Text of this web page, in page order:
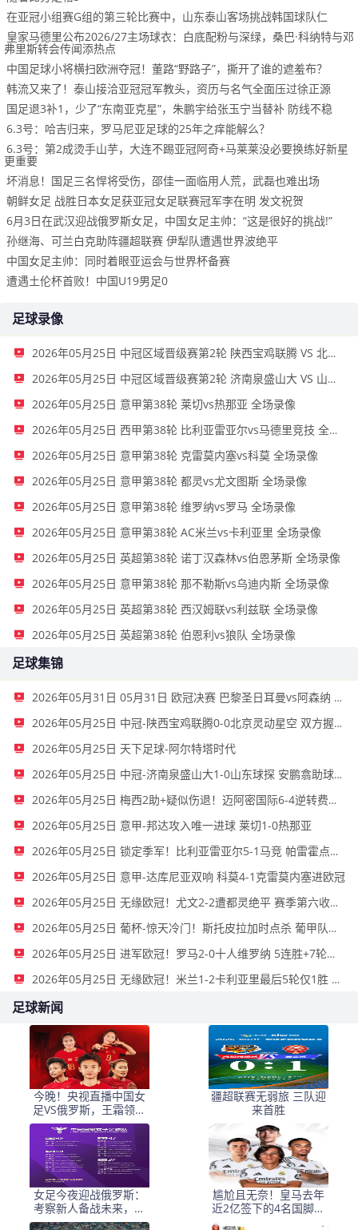
在亚冠小组赛G组的第三轮比赛中，山东泰山客场挑战韩国球队仁
皇家马德里公布2026/27主场球衣：白底配粉与深绿，桑巴·科纳特与邓
弗里斯转会传闻添热点
中国足球小将横扫欧洲夺冠！董路“野路子”，撕开了谁的遮羞布？
韩流又来了！泰山接洽亚冠冠军教头，资历与名气全面压过徐正源
国足退3补1，少了“东南亚克星”，朱鹏宇给张玉宁当替补 防线不稳
6.3号：哈吉归来，罗马尼亚足球的25年之痒能解么？
6.3号：第2成烫手山芋，大连不踢亚冠阿奇+马莱莱没必要换练好新星
更重要
坏消息！国足三名悍将受伤，邵佳一面临用人荒，武磊也难出场
朝鲜女足 战胜日本女足获亚冠女足联赛冠军李在明 发文祝贺
6月3日在武汉迎战俄罗斯女足，中国女足主帅：“这是很好的挑战!”
孙继海、可兰白克助阵疆超联赛 伊犁队遭遇世界波绝平
中国女足主帅：同时着眼亚运会与世界杯备赛
遭遇土伦杯首败！中国U19男足0
足球录像
2026年05月25日 中冠区域晋级赛第2轮 陕西宝鸡联腾 VS 北京灵动星空 全场录像
2026年05月25日 中冠区域晋级赛第2轮 济南泉盛山大 VS 山东球探 全场录像
2026年05月25日 意甲第38轮 莱切vs热那亚 全场录像
2026年05月25日 西甲第38轮 比利亚雷亚尔vs马德里竞技 全场录像
2026年05月25日 意甲第38轮 克雷莫内塞vs科莫 全场录像
2026年05月25日 意甲第38轮 都灵vs尤文图斯 全场录像
2026年05月25日 意甲第38轮 维罗纳vs罗马 全场录像
2026年05月25日 意甲第38轮 AC米兰vs卡利亚里 全场录像
2026年05月25日 英超第38轮 诺丁汉森林vs伯恩茅斯 全场录像
2026年05月25日 意甲第38轮 那不勒斯vs乌迪内斯 全场录像
2026年05月25日 英超第38轮 西汉姆联vs利兹联 全场录像
2026年05月25日 英超第38轮 伯恩利vs狼队 全场录像
足球集锦
2026年05月31日 05月31日 欧冠决赛 巴黎圣日耳曼vs阿森纳 进球视频
2026年05月25日 中冠-陕西宝鸡联腾0-0北京灵动星空 双方握手言和
2026年05月25日 天下足球-阿尔特塔时代
2026年05月25日 中冠-济南泉盛山大1-0山东球探 安鹏翕助球队取胜
2026年05月25日 梅西2助+疑似伤退！迈阿密国际6-4逆转费城联合 苏亚雷斯戴帽
2026年05月25日 意甲-邦达攻入唯一进球 莱切1-0热那亚
2026年05月25日 锁定季军！比利亚雷亚尔5-1马竞 帕雷霍点射佩雷斯两射一传
2026年05月25日 意甲-达库尼亚双响 科莫4-1克雷莫内塞进欧冠
2026年05月25日 无缘欧冠！尤文2-2遭都灵绝平 赛季第六收官将战欧联 DV9双响
2026年05月25日 葡杯-惊天冷门！斯托皮拉加时点杀 葡甲队杜连斯2-1葡体夺冠
2026年05月25日 进军欧冠！罗马2-0十人维罗纳 5连胜+7轮不败第3收官 迪巴拉2助攻
2026年05月25日 无缘欧冠！米兰1-2卡利亚里最后5轮仅1胜 萨勒马科尔斯闪击难救主
足球新闻
今晚！央视直播中国女
足VS俄罗斯，王霜领衔
出战，古雅沙举办退役
仪式
疆超联赛无弱旅 三队迎
来首胜
女足今夜迎战俄罗斯：
考察新人备战未来，古
雅沙退役展玫瑰情怀
尴尬且无奈！皇马去年
近2亿签下的4名国脚新
援，今夏均无缘世界杯